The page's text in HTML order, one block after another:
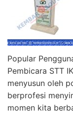
Popular
Pembicara STT
menyusun oleh
berprofesi
momen kita